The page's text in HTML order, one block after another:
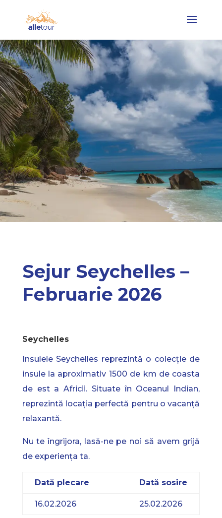
Sejur Seychelles –
Februarie 2026
Seychelles
Insulele Seychelles reprezintă o colecție de
insule la aproximativ 1500 de km de coasta
de est a Africii. Situate în Oceanul Indian,
reprezintă locația perfectă pentru o vacanță
relaxantă.
Nu te îngrijora, lasă-ne pe noi să avem grijă
de experiența ta.
Dată plecare Dată sosire
16.02.2026 25.02.2026